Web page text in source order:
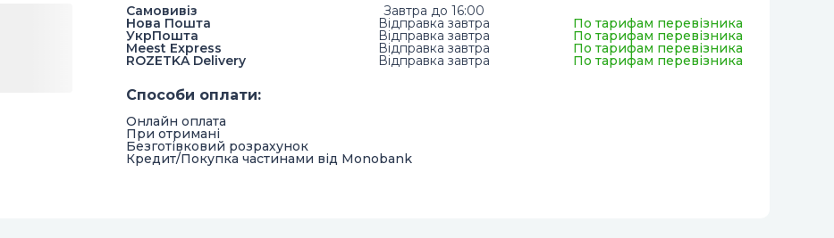
Самовивіз Завтра до 16:00
Нова Пошта Відправка завтра По тарифам перевізника
УкрПошта Відправка завтра По тарифам перевізника
Meest Express Відправка завтра По тарифам перевізника
ROZETKA Delivery Відправка завтра По тарифам перевізника
Способи оплати:
Онлайн оплата
При отримані
Безготівковий розрахунок
Кредит/Покупка частинами від Monobank